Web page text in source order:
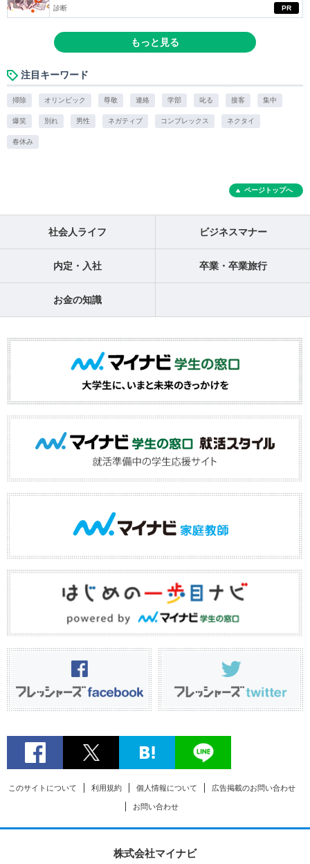
PR
診断
もっと見る
注目キーワード
掃除 オリンピック 尊敬 連絡 学部 叱る 接客 集中
爆笑 別れ 男性 ネガティブ コンプレックス ネクタイ
春休み
ページトップへ
社会人ライフ ビジネスマナー
内定・入社 卒業・卒業旅行
お金の知識
このサイトについて 利用規約 個人情報について 広告掲載のお問い合わせ
お問い合わせ
株式会社マイナビ